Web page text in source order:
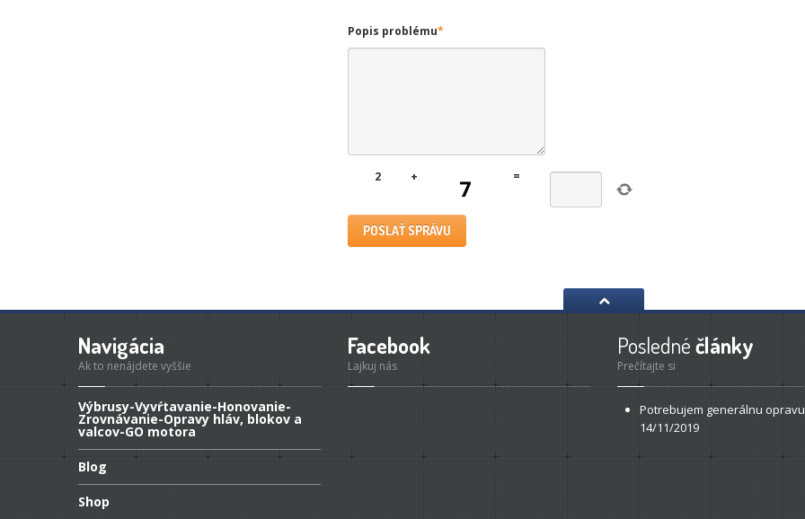
Popis problému*
2 + =
Navigácia
Ak to nenájdete vyššie
Výbrusy-Vyvŕtavanie-Honovanie-
Zrovnávanie-Opravy hláv, blokov a
valcov-GO motora
Blog
Shop
Facebook
Lajkuj nás
Poslednéčlánky
Prečítajte si
Potrebujem generálnu
14/11/2019